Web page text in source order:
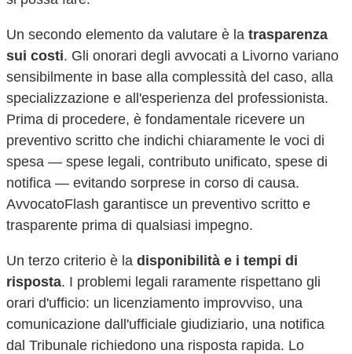
Un secondo elemento da valutare è la trasparenza
sui costi. Gli onorari degli avvocati a Livorno variano
sensibilmente in base alla complessità del caso, alla
specializzazione e all'esperienza del professionista.
Prima di procedere, è fondamentale ricevere un
preventivo scritto che indichi chiaramente le voci di
spesa — spese legali, contributo unificato, spese di
notifica — evitando sorprese in corso di causa.
AvvocatoFlash garantisce un preventivo scritto e
trasparente prima di qualsiasi impegno.
Un terzo criterio è la disponibilità e i tempi di
risposta. I problemi legali raramente rispettano gli
orari d'ufficio: un licenziamento improvviso, una
comunicazione dall'ufficiale giudiziario, una notifica
dal Tribunale richiedono una risposta rapida. Lo